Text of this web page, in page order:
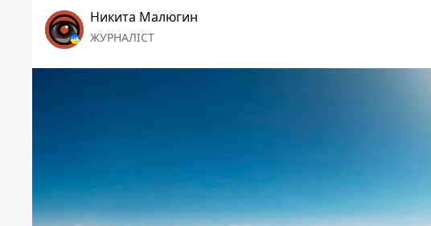
Никита Малюгин
ЖУРНАЛІСТ